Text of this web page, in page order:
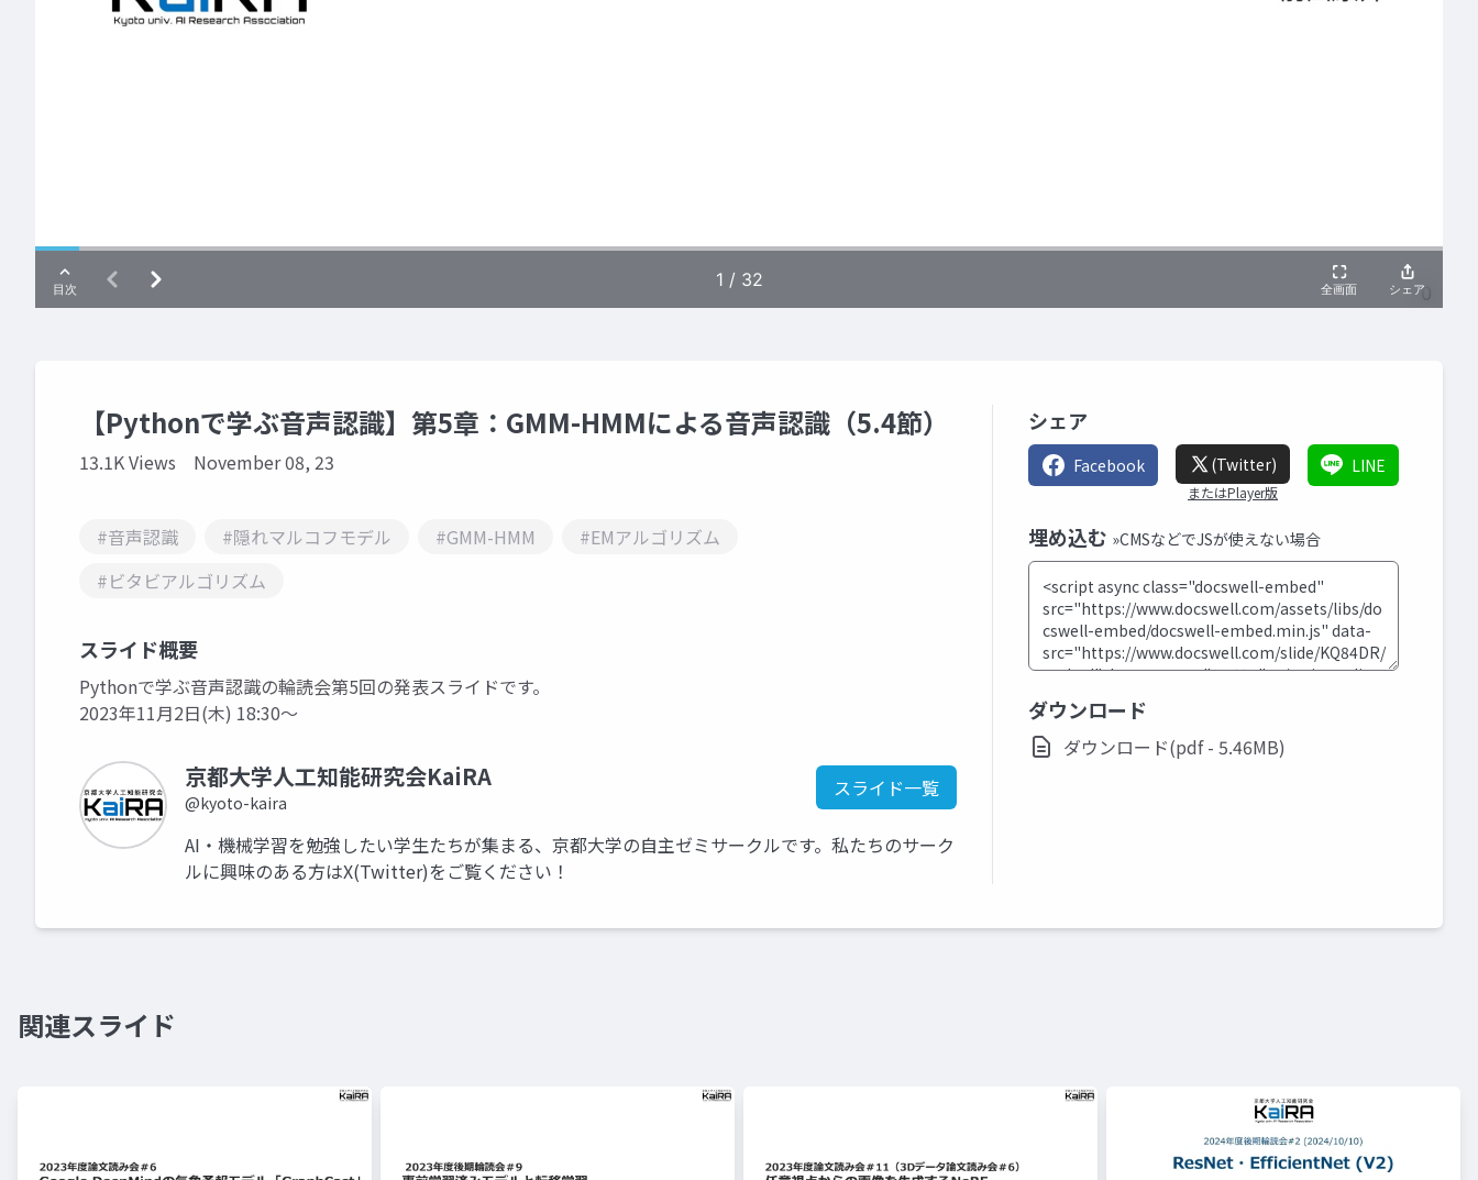
【Pythonで学ぶ音声認識】第5章：GMM-HMMによる音声認識（5.4節）
13.1K Views November 08, 23
#音声認識 #隠れマルコフモデル #GMM-HMM
#EMアルゴリズム
#ビタビアルゴリズム
スライド概要
Pythonで学ぶ音声認識の輪読会第5回の発表スライドです。
2023年11月2日(木) 18:30～
京都大学人工知能研究会KaiRA
@kyoto-kaira
スライド一覧
AI・機械学習を勉強したい学生たちが集まる、京都大学の自主ゼミサークルです。私たちのサーク
ルに興味のある方はX(Twitter)をご覧ください！
シェア
Facebook (Twitter)
またはPlayer版
LINE
埋め込む »CMSなどでJSが使えない場合
ダウンロード
ダウンロード(pdf - 5.46MB)
関連スライド